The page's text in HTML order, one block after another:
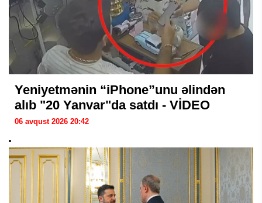
Yeniyetmənin “iPhone”unu əlindən
alıb "20 Yanvar"da satdı - VİDEO
06 avqust 2026 20:42